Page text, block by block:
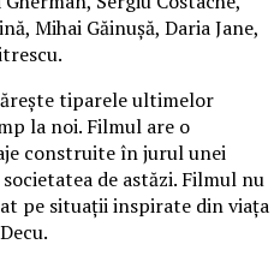
Mihai Găinușă, Daria Jane,
tiparele ultimelor
la noi. Filmul are o
construite în jurul unei
de astăzi. Filmul nu
pe situații inspirate din viața